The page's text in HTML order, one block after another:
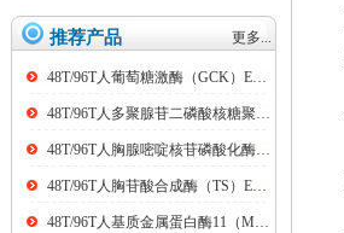
推荐产品 更多...
48T/96T人葡萄糖激酶（GCK）ELISA kit
48T/96T人多聚腺苷二磷酸核糖聚合酶（PARP）ELISA kit
48T/96T人胸腺嘧啶核苷磷酸化酶（TP）ELISA kit
48T/96T人胸苷酸合成酶（TS）ELISA kit
48T/96T人基质金属蛋白酶11（MMP11）ELISA kit